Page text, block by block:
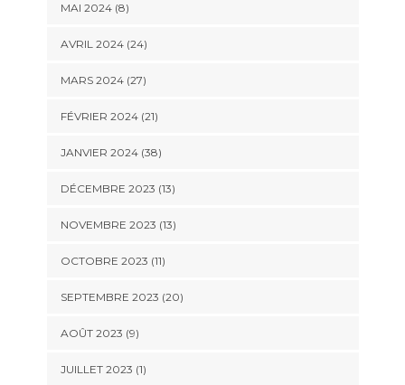
MAI 2024 (8)
AVRIL 2024 (24)
MARS 2024 (27)
FÉVRIER 2024 (21)
JANVIER 2024 (38)
DÉCEMBRE 2023 (13)
NOVEMBRE 2023 (13)
OCTOBRE 2023 (11)
SEPTEMBRE 2023 (20)
AOÛT 2023 (9)
JUILLET 2023 (1)